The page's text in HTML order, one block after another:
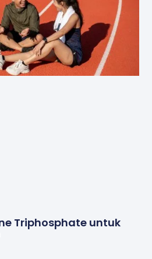
Triphosphate untuk